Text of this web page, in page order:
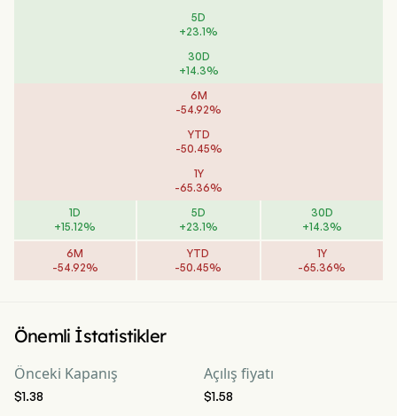
5D
+23.1%
30D
+14.3%
6M
-54.92%
YTD
-50.45%
1Y
-65.36%
1D
+15.12%
5D
+23.1%
30D
+14.3%
6M
-54.92%
YTD
-50.45%
1Y
-65.36%
Önemli İstatistikler
Önceki Kapanış
$1.38
Açılış fiyatı
$1.58